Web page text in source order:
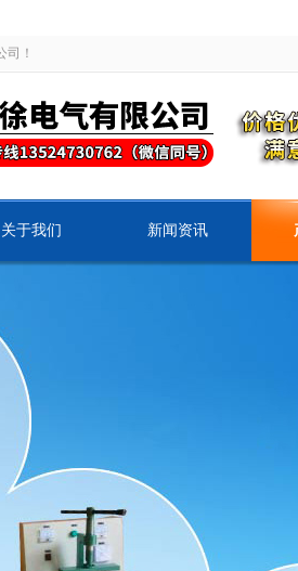
司！
关于我们 新闻资讯